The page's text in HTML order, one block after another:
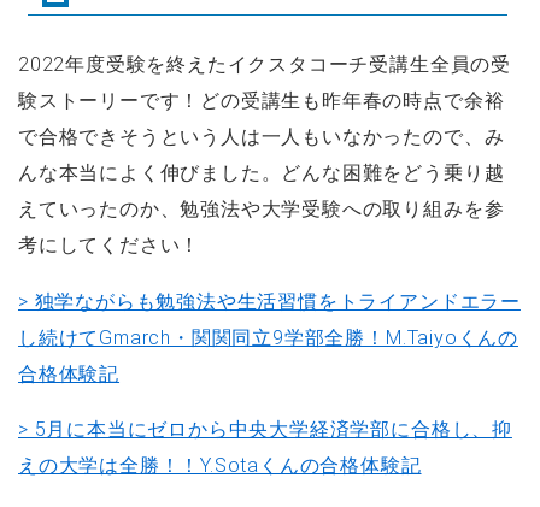
2022年度受験を終えたイクスタコーチ受講生全員の受
験ストーリーです！どの受講生も昨年春の時点で余裕
で合格できそうという人は一人もいなかったので、み
んな本当によく伸びました。どんな困難をどう乗り越
えていったのか、勉強法や大学受験への取り組みを参
考にしてください！
> 独学ながらも勉強法や生活習慣をトライアンドエラー
し続けてGmarch・関関同立9学部全勝！M.Taiyoくんの
合格体験記
> 5月に本当にゼロから中央大学経済学部に合格し、抑
えの大学は全勝！！Y.Sotaくんの合格体験記